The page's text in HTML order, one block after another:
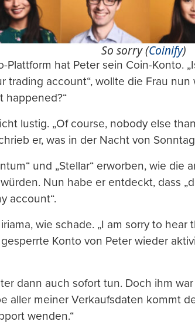
So sorry (Coinify)
Plattform hat Peter sein Coin-Konto.
trading account“, wollte die Frau nun
happened?“
lustig. „Of course, nobody else
er, was in der Nacht von
und „Stellar“ erworben, wie
Nun habe er entdeckt, dass
account“.
wie schade. „I am sorry to hear
Konto von Peter wieder
dann auch sofort tun. Doch ihm
aller meiner Verkaufsdaten kommt
wenden.“